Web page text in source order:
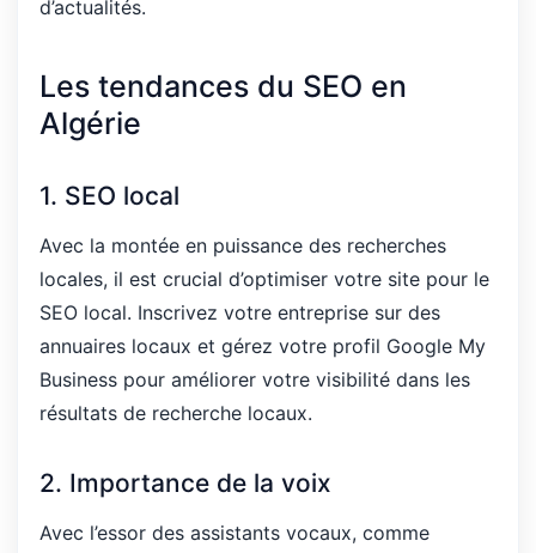
d’actualités.
Les tendances du SEO en
Algérie
1. SEO local
Avec la montée en puissance des recherches
locales, il est crucial d’optimiser votre site pour le
SEO local. Inscrivez votre entreprise sur des
annuaires locaux et gérez votre profil Google My
Business pour améliorer votre visibilité dans les
résultats de recherche locaux.
2. Importance de la voix
Avec l’essor des assistants vocaux, comme